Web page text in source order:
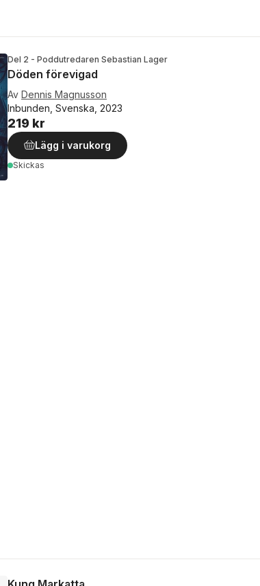
Del 2 - Poddutredaren Sebastian Lager
Döden förevigad
Av Dennis Magnusson
Inbunden, Svenska, 2023
219 kr
Lägg i varukorg
Skickas